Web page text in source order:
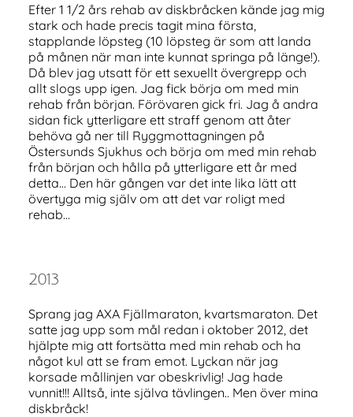
Efter 1 1/2 års rehab av diskbråcken kände jag mig
stark och hade precis tagit mina första,
stapplande löpsteg (10 löpsteg är som att landa
på månen när man inte kunnat springa på länge!).
Då blev jag utsatt för ett sexuellt övergrepp och
allt slogs upp igen. Jag fick börja om med min
rehab från början. Förövaren gick fri. Jag å andra
sidan fick ytterligare ett straff genom att åter
behöva gå ner till Ryggmottagningen på
Östersunds Sjukhus och börja om med min rehab
från början och hålla på ytterligare ett år med
detta… Den här gången var det inte lika lätt att
övertyga mig själv om att det var roligt med
rehab…
2013
Sprang jag AXA Fjällmaraton, kvartsmaraton. Det
satte jag upp som mål redan i oktober 2012, det
hjälpte mig att fortsätta med min rehab och ha
något kul att se fram emot. Lyckan när jag
korsade mållinjen var obeskrivlig! Jag hade
vunnit!!! Alltså, inte själva tävlingen.. Men över mina
diskbråck!